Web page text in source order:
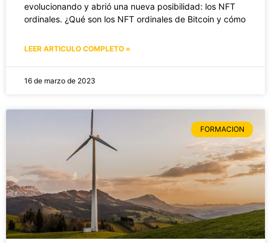
evolucionando y abrió una nueva posibilidad: los NFT
ordinales. ¿Qué son los NFT ordinales de Bitcoin y cómo
LEER ARTICULO COMPLETO »
16 de marzo de 2023
FORMACION